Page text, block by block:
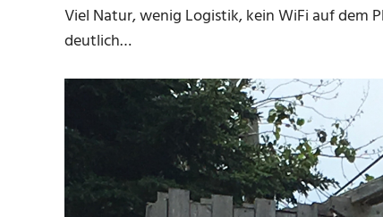
Viel Natur, wenig Logistik, kein WiFi auf dem
deutlich…